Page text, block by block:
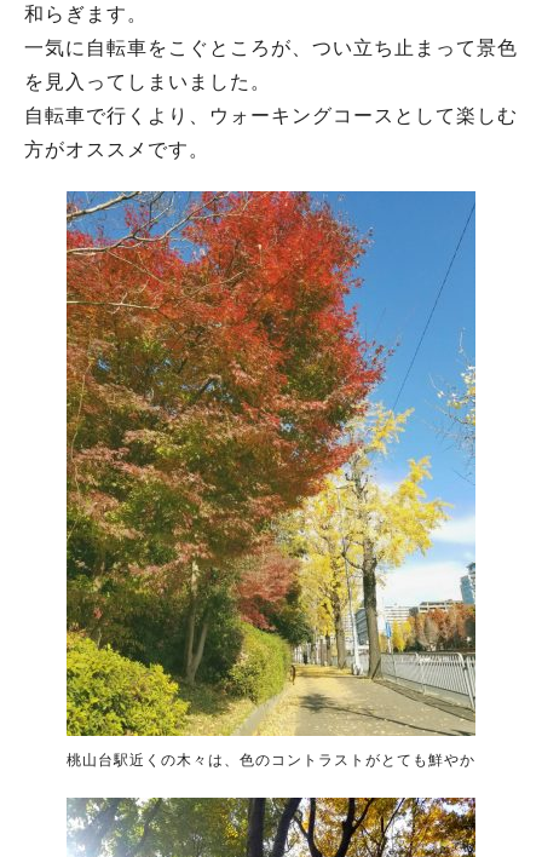
和らぎます。
一気に自転車をこぐところが、つい立ち止まって景色
を見入ってしまいました。
自転車で行くより、ウォーキングコースとして楽しむ
方がオススメです。
桃山台駅近くの木々は、色のコントラストがとても鮮やか